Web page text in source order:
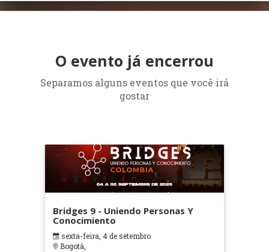
O evento já encerrou
Separamos alguns eventos que você irá
gostar
Bridges 9 - Uniendo Personas Y
Conocimiento
sexta-feira, 4 de setembro
Bogotá,